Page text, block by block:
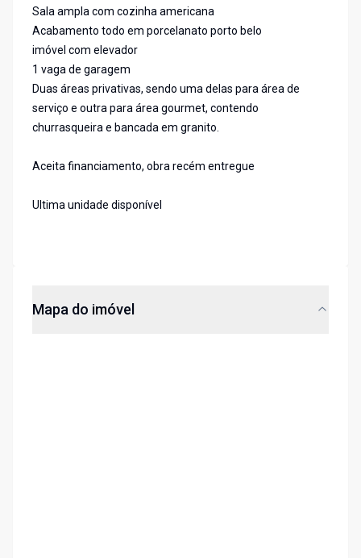
Sala ampla com cozinha americana
Acabamento todo em porcelanato porto belo
imóvel com elevador
1 vaga de garagem
Duas áreas privativas, sendo uma delas para área de
serviço e outra para área gourmet, contendo
churrasqueira e bancada em granito.
Aceita financiamento, obra recém entregue
Ultima unidade disponível
Mapa do imóvel